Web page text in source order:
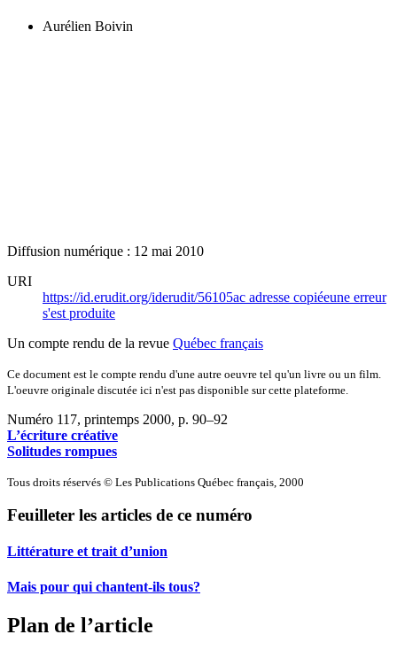
Aurélien Boivin
Diffusion numérique : 12 mai 2010
URI
https://id.erudit.org/iderudit/56105ac adresse copiéeune erreur
s'est produite
Un compte rendu de la revue Québec français
Ce document est le compte rendu d'une autre oeuvre tel qu'un livre ou un film.
L'oeuvre originale discutée ici n'est pas disponible sur cette plateforme.
Numéro 117, printemps 2000, p. 90–92
L’écriture créative
Solitudes rompues
Tous droits réservés © Les Publications Québec français, 2000
Feuilleter les articles de ce numéro
Littérature et trait d’union
Mais pour qui chantent-ils tous?
Plan de l’article